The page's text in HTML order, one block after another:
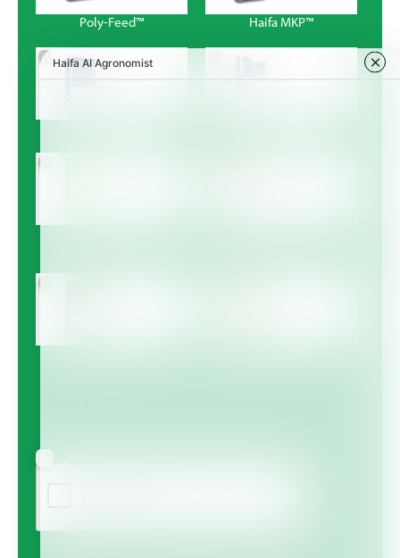
Poly-Feed™ Haifa MKP™